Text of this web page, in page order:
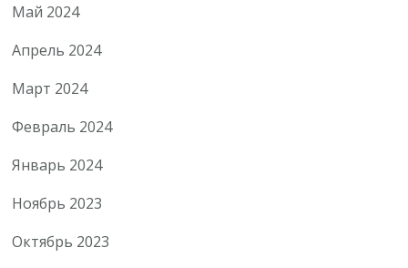
Май 2024
Апрель 2024
Март 2024
Февраль 2024
Январь 2024
Ноябрь 2023
Октябрь 2023